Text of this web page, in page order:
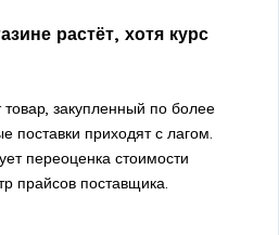
растёт, хотя курс
товар, закупленный по более
поставки приходят с лагом.
переоценка стоимости
прайсов поставщика.